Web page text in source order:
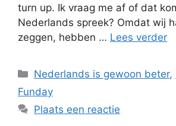
turn up. Ik vraag me af of dat
Nederlands spreek? Omdat wij
zeggen, hebben … Lees verder
Categorieën
Nederlands is gewoon beter,
Funday
Plaats een reactie